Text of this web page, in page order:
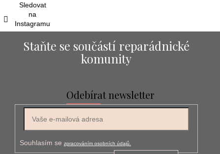
Sledovat
na
Instagramu
Staňte se součástí reparádnické
komunity
Odebírat newsletter
Souhlasím se zpracováním osobních údajů.